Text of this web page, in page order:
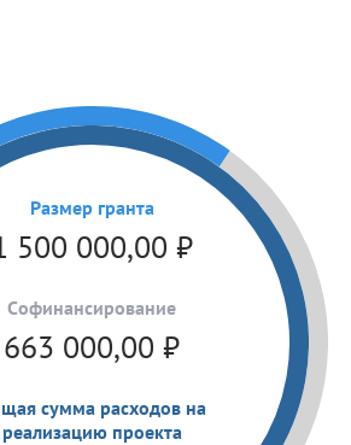
Размер гранта
500 000,00 ₽
Cофинансирование
663 000,00 ₽
сумма расходов на
реализацию проекта